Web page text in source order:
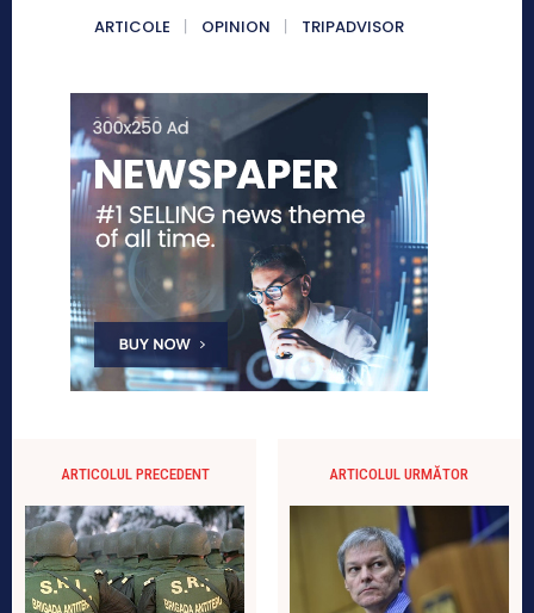
ARTICOLE OPINION TRIPADVISOR
ARTICOLUL PRECEDENT ARTICOLUL URMĂTOR